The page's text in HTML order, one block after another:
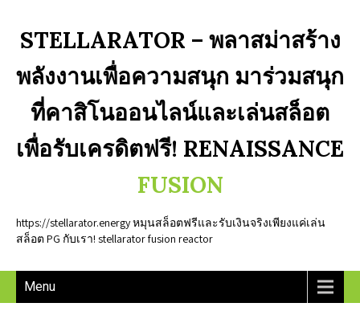
STELLARATOR – พลาสม่าสร้าง
พลังงานเพื่อความสนุก มาร่วมสนุก
ที่คาสิโนออนไลน์และเล่นสล็อต
เพื่อรับเครดิตฟรี! RENAISSANCE
FUSION
https://stellarator.energy หมุนสล็อตฟรีและรับเงินจริงเพียงแค่เล่น
สล็อต PG กับเรา! stellarator fusion reactor
Menu